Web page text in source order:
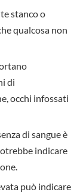
stanco o
qualcosa non
di
occhi infossati
di sangue è
indicare
può indicare